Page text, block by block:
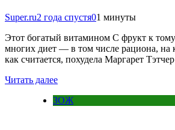
Super.ru2 года спустя01 минуты
Этот богатый витамином С фрукт к тому
многих диет — в том числе рациона, на
как считается, похудела Маргарет
Читать далее
ЗОЖ